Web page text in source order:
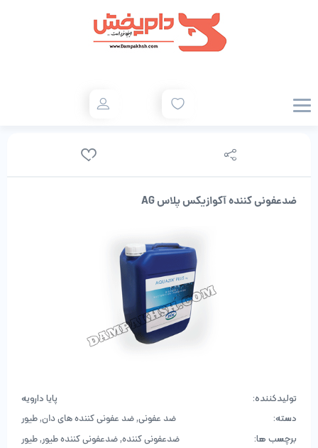
ضدعفونی کننده آکوازیکس پلاس AG
تولیدکننده:
پایا دارویه
دسته:
ضد عفونی,ضد عفونی کننده های دان,طیور
برچسب ها:
ضدعفونی کننده,ضدعفونی کننده طیور,طیور